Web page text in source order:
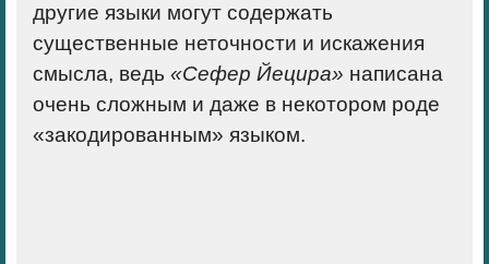
другие языки могут содержать
существенные неточности и искажения
смысла, ведь «Сефер Йецира» написана
очень сложным и даже в некотором роде
«закодированным» языком.